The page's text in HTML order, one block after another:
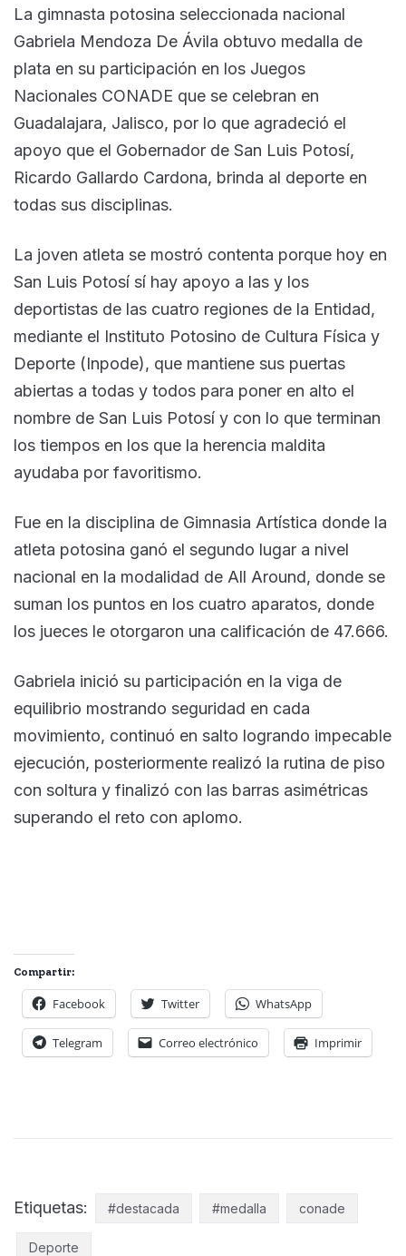
La gimnasta potosina seleccionada nacional
Gabriela Mendoza De Ávila obtuvo medalla de
plata en su participación en los Juegos
Nacionales CONADE que se celebran en
Guadalajara, Jalisco, por lo que agradeció el
apoyo que el Gobernador de San Luis Potosí,
Ricardo Gallardo Cardona, brinda al deporte en
todas sus disciplinas.
La joven atleta se mostró contenta porque hoy en
San Luis Potosí sí hay apoyo a las y los
deportistas de las cuatro regiones de la Entidad,
mediante el Instituto Potosino de Cultura Física y
Deporte (Inpode), que mantiene sus puertas
abiertas a todas y todos para poner en alto el
nombre de San Luis Potosí y con lo que terminan
los tiempos en los que la herencia maldita
ayudaba por favoritismo.
Fue en la disciplina de Gimnasia Artística donde la
atleta potosina ganó el segundo lugar a nivel
nacional en la modalidad de All Around, donde se
suman los puntos en los cuatro aparatos, donde
los jueces le otorgaron una calificación de 47.666.
Gabriela inició su participación en la viga de
equilibrio mostrando seguridad en cada
movimiento, continuó en salto logrando impecable
ejecución, posteriormente realizó la rutina de piso
con soltura y finalizó con las barras asimétricas
superando el reto con aplomo.
Compartir:
Facebook Twitter WhatsApp
Telegram Correo electrónico Imprimir
Etiquetas: #destacada #medalla conade
Deporte